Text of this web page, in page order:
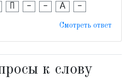
П - - А -
Смотреть ответ
к слову